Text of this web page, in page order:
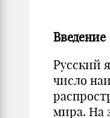
Введение
Русский
число
мира. На